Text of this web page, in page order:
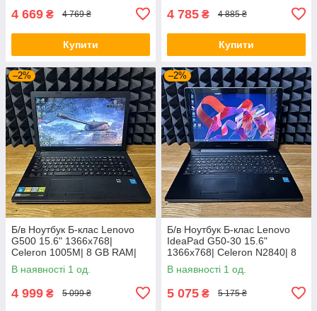
4 669 ₴ 4 769 ₴
Купити
4 785 ₴ 4 885 ₴
Купити
–2%
Б/в Ноутбук Б-клас Lenovo
G500 15.6" 1366x768|
Celeron 1005M| 8 GB RAM|
128 GB SSD| HD
В наявності 1 од.
4 999 ₴ 5 099 ₴
–2%
Б/в Ноутбук Б-клас Lenovo
IdeaPad G50-30 15.6"
1366x768| Celeron N2840| 8
GB RAM| 128 GB SSD| HD
В наявності 1 од.
5 075 ₴ 5 175 ₴